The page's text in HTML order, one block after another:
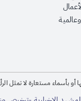
أو بأسماء مستعارة لا تمثل